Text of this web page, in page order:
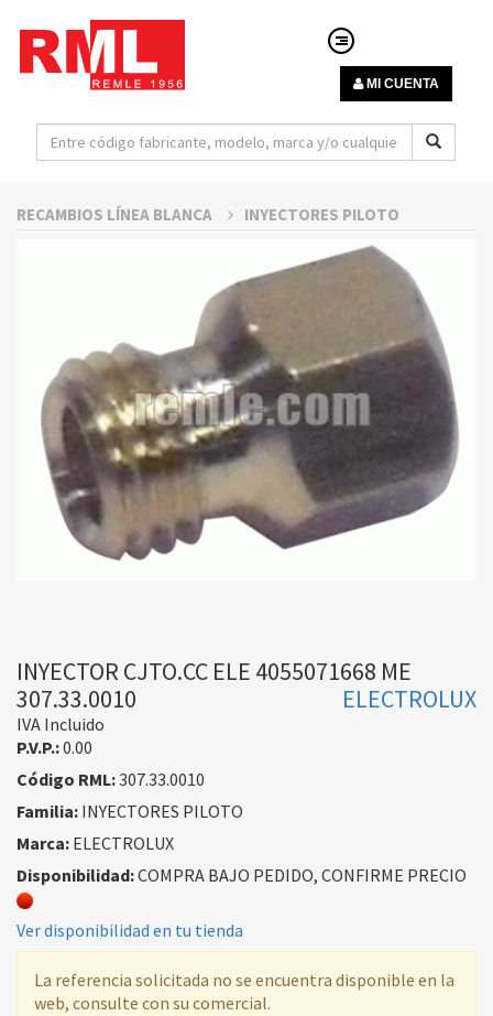
MI CUENTA
RECAMBIOS LÍNEA BLANCA INYECTORES PILOTO
INYECTOR CJTO.CC ELE 4055071668 ME
307.33.0010
ELECTROLUX
IVA Incluido
P.V.P.:0.00
Código RML:307.33.0010
Familia: INYECTORES PILOTO
Marca: ELECTROLUX
Disponibilidad:COMPRA BAJO PEDIDO, CONFIRME PRECIO
Ver disponibilidad en tu tienda
La referencia solicitada no se encuentra disponible en la
web, consulte con su comercial.